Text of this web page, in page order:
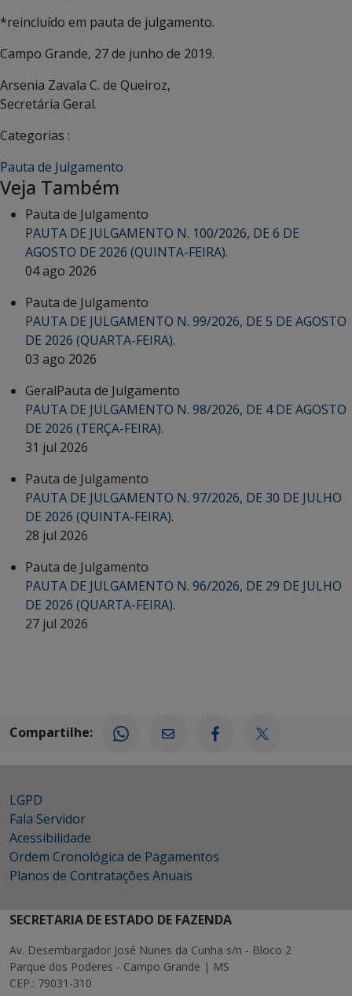
*reincluído em pauta de julgamento.
Campo Grande, 27 de junho de 2019.
Arsenia Zavala C. de Queiroz,
Secretária Geral.
Categorias :
Pauta de Julgamento
Veja Também
Pauta de Julgamento
PAUTA DE JULGAMENTO N. 100/2026, DE 6 DE
AGOSTO DE 2026 (QUINTA-FEIRA).
04 ago 2026
Pauta de Julgamento
PAUTA DE JULGAMENTO N. 99/2026, DE 5 DE AGOSTO
DE 2026 (QUARTA-FEIRA).
03 ago 2026
GeralPauta de Julgamento
PAUTA DE JULGAMENTO N. 98/2026, DE 4 DE AGOSTO
DE 2026 (TERÇA-FEIRA).
31 jul 2026
Pauta de Julgamento
PAUTA DE JULGAMENTO N. 97/2026, DE 30 DE JULHO
DE 2026 (QUINTA-FEIRA).
28 jul 2026
Pauta de Julgamento
PAUTA DE JULGAMENTO N. 96/2026, DE 29 DE JULHO
DE 2026 (QUARTA-FEIRA).
27 jul 2026
Compartilhe:
LGPD
Fala Servidor
Acessibilidade
Ordem Cronológica de Pagamentos
Planos de Contratações Anuais
SECRETARIA DE ESTADO DE FAZENDA
Av. Desembargador José Nunes da Cunha s/n - Bloco 2
Parque dos Poderes - Campo Grande | MS
CEP.: 79031-310